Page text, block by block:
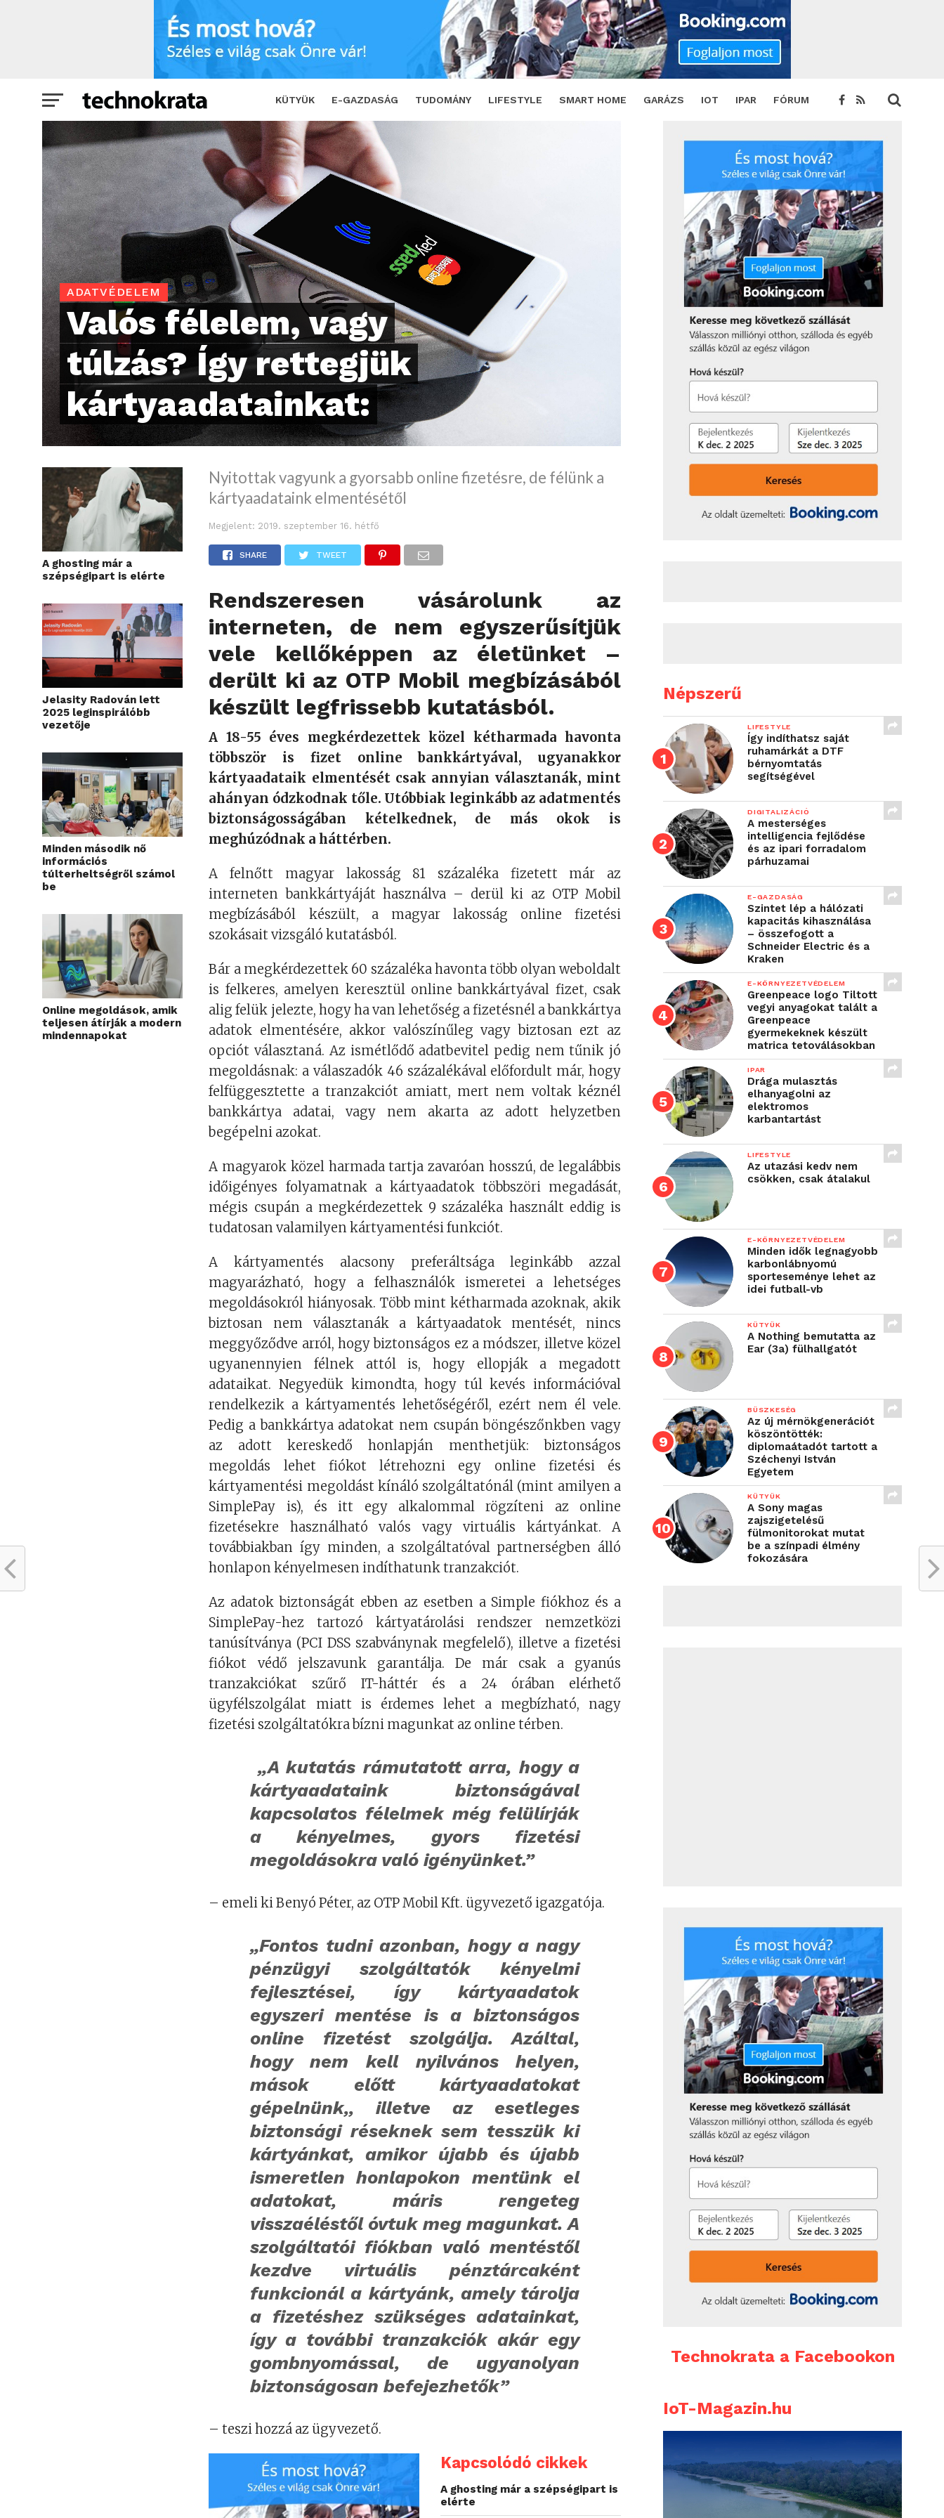
KÜTYÜK E-GAZDASÁG TUDOMÁNY LIFESTYLE SMART HOME GARÁZS IOT IPAR FÓRUM
Valós félelem, vagy túlzás? Így rettegjük kártyaadatainkat: SHARE TWEET
ADATVÉDELEM
Valós félelem, vagy
túlzás? Így rettegjük
kártyaadatainkat:
A ghosting már a
szépségipart is elérte
Jelasity Radován lett
2025 leginspirálóbb
vezetője
Minden második nő
információs
túlterheltségről számol
be
Online megoldások, amik
teljesen átírják a modern
mindennapokat
Nyitottak vagyunk a gyorsabb online fizetésre, de félünk a
kártyaadataink elmentésétől
Megjelent: 2019. szeptember 16. hétfő
SHARE TWEET
Rendszeresen vásárolunk az
interneten, de nem egyszerűsítjük
vele kellőképpen az életünket –
derült ki az OTP Mobil megbízásából
készült legfrissebb kutatásból.
A 18-55 éves megkérdezettek közel kétharmada havonta
többször is fizet online bankkártyával, ugyanakkor
kártyaadataik elmentését csak annyian választanák, mint
ahányan ódzkodnak tőle. Utóbbiak leginkább az adatmentés
biztonságosságában kételkednek, de más okok is
meghúzódnak a háttérben.
A felnőtt magyar lakosság 81 százaléka fizetett már az
interneten bankkártyáját használva – derül ki az OTP Mobil
megbízásából készült, a magyar lakosság online fizetési
szokásait vizsgáló kutatásból.
Bár a megkérdezettek 60 százaléka havonta több olyan weboldalt
is felkeres, amelyen keresztül online bankkártyával fizet, csak
alig felük jelezte, hogy ha van lehetőség a fizetésnél a bankkártya
adatok elmentésére, akkor valószínűleg vagy biztosan ezt az
opciót választaná. Az ismétlődő adatbevitel pedig nem tűnik jó
megoldásnak: a válaszadók 46 százalékával előfordult már, hogy
felfüggesztette a tranzakciót amiatt, mert nem voltak kéznél
bankkártya adatai, vagy nem akarta az adott helyzetben
begépelni azokat.
A magyarok közel harmada tartja zavaróan hosszú, de legalábbis
időigényes folyamatnak a kártyaadatok többszöri megadását,
mégis csupán a megkérdezettek 9 százaléka használt eddig is
tudatosan valamilyen kártyamentési funkciót.
A kártyamentés alacsony preferáltsága leginkább azzal
magyarázható, hogy a felhasználók ismeretei a lehetséges
megoldásokról hiányosak. Több mint kétharmada azoknak, akik
biztosan nem választanák a kártyaadatok mentését, nincs
meggyőződve arról, hogy biztonságos ez a módszer, illetve közel
ugyanennyien félnek attól is, hogy ellopják a megadott
adataikat. Negyedük kimondta, hogy túl kevés információval
rendelkezik a kártyamentés lehetőségéről, ezért nem él vele.
Pedig a bankkártya adatokat nem csupán böngészőnkben vagy
az adott kereskedő honlapján menthetjük: biztonságos
megoldás lehet fiókot létrehozni egy online fizetési és
kártyamentési megoldást kínáló szolgáltatónál (mint amilyen a
SimplePay is), és itt egy alkalommal rögzíteni az online
fizetésekre használható valós vagy virtuális kártyánkat. A
továbbiakban így minden, a szolgáltatóval partnerségben álló
honlapon kényelmesen indíthatunk tranzakciót.
Az adatok biztonságát ebben az esetben a Simple fiókhoz és a
SimplePay-hez tartozó kártyatárolási rendszer nemzetközi
tanúsítványa (PCI DSS szabványnak megfelelő), illetve a fizetési
fiókot védő jelszavunk garantálja. De már csak a gyanús
tranzakciókat szűrő IT-háttér és a 24 órában elérhető
ügyfélszolgálat miatt is érdemes lehet a megbízható, nagy
fizetési szolgáltatókra bízni magunkat az online térben.
„A kutatás rámutatott arra, hogy a
kártyaadataink biztonságával
kapcsolatos félelmek még felülírják
a kényelmes, gyors fizetési
megoldásokra való igényünket.”
– emeli ki Benyó Péter, az OTP Mobil Kft. ügyvezető igazgatója.
„Fontos tudni azonban, hogy a nagy
pénzügyi szolgáltatók kényelmi
fejlesztései, így kártyaadatok
egyszeri mentése is a biztonságos
online fizetést szolgálja. Azáltal,
hogy nem kell nyilvános helyen,
mások előtt kártyaadatokat
gépelnünk,, illetve az esetleges
biztonsági réseknek sem tesszük ki
kártyánkat, amikor újabb és újabb
ismeretlen honlapokon mentünk el
adatokat, máris rengeteg
visszaéléstől óvtuk meg magunkat. A
szolgáltatói fiókban való mentéstől
kezdve virtuális pénztárcaként
funkcionál a kártyánk, amely tárolja
a fizetéshez szükséges adatainkat,
így a további tranzakciók akár egy
gombnyomással, de ugyanolyan
biztonságosan befejezhetők”
– teszi hozzá az ügyvezető.
Kapcsolódó cikkek
A ghosting már a szépségipart is
elérte
Népszerű
LIFESTYLE
Így indíthatsz saját
ruhamárkát a DTF
bérnyomtatás
segítségével
DIGITALIZÁCIÓ
A mesterséges
intelligencia fejlődése
és az ipari forradalom
párhuzamai
E-GAZDASÁG
Szintet lép a hálózati
kapacitás kihasználása
– összefogott a
Schneider Electric és a
Kraken
E-KÖRNYEZETVÉDELEM
Greenpeace logo Tiltott
vegyi anyagokat talált a
Greenpeace
gyermekeknek készült
matrica tetoválásokban
IPAR
Drága mulasztás
elhanyagolni az
elektromos
karbantartást
LIFESTYLE
Az utazási kedv nem
csökken, csak átalakul
E-KÖRNYEZETVÉDELEM
Minden idők legnagyobb
karbonlábnyomú
sporteseménye lehet az
idei futball-vb
KÜTYÜK
A Nothing bemutatta az
Ear (3a) fülhallgatót
BÜSZKESÉG
Az új mérnökgenerációt
köszöntötték:
diplomaátadót tartott a
Széchenyi István
Egyetem
KÜTYÜK
A Sony magas
zajszigetelésű
fülmonitorokat mutat
be a színpadi élmény
fokozására
Technokrata a Facebookon
IoT-Magazin.hu